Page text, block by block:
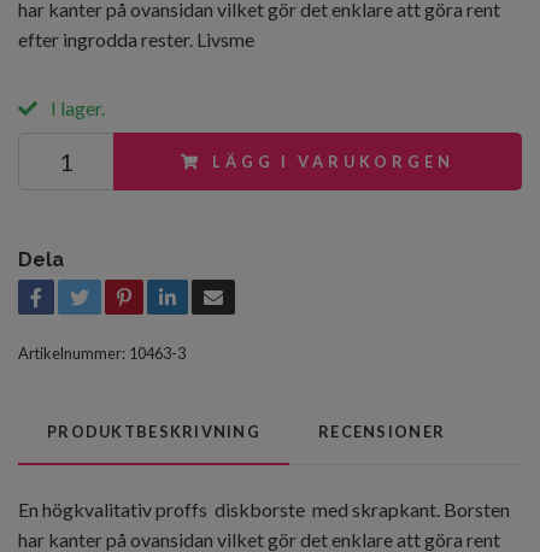
har kanter på ovansidan vilket gör det enklare att göra rent
efter ingrodda rester. Livsme
I lager.
LÄGG I VARUKORGEN
Dela
Artikelnummer: 10463-3
PRODUKTBESKRIVNING RECENSIONER
En högkvalitativ proffs diskborste med skrapkant. Borsten
har kanter på ovansidan vilket gör det enklare att göra rent